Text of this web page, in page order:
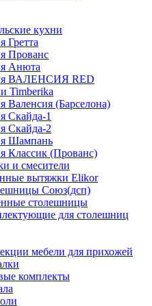
кухни
Гретта
Прованс
Анюта
ВАЛЕНСИЯ RED
Timberika
Валенсия (Барселона)
Скайда-1
Скайда-2
Шампань
Классик (Прованс)
и смесители
вытяжки Elikor
Союз(дсп)
столешницы
для столешниц
мебели для прихожей
комплекты